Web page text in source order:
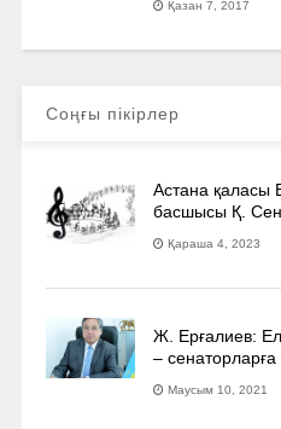
Қазан 7, 2017
Соңғы пікірлер
Астана қаласы
басшысы Қ.
Қараша 4, 2023
Ж. Ерғалиев:
–
Маусым 10, 2021